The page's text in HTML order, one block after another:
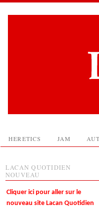
HERETICS JAM
LACAN QUOTIDIEN
NOUVEAU
Cliquer ici pour aller sur le
nouveau site Lacan Quotidien